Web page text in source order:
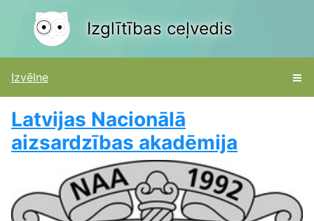
Izglītības ceļvedis
Izvēlne
Latvijas Nacionālā
aizsardzības akadēmija